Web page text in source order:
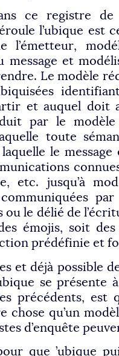
ce registre
l’ubique est
l’émetteur,
message et
Le modèle
et auquel doit
par le
toute
le
etc. jusqu’à
ou le délié de
émojis, soit des
prédéfinie et
et déjà possible
se présente
précédents, est
chose qu’un
d’enquête
que ’ubique